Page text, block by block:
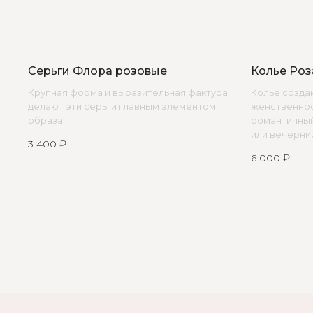
Серьги Флора розовые
Крупная форма и выразительная фактура
делают эти серьги главным элементом
образа
3 400 ₽
Колье
Колье
или
6 000 ₽
Возврат и гарантия
КАТАЛОГ
Договор оферты
Политика
ПОКУПАТЕЛЯМ
Кольца
Каффы